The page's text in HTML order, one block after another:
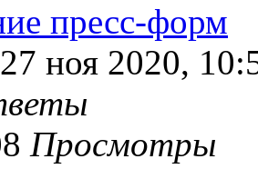
пресс-форм
27 ноя 2020,
Просмотры